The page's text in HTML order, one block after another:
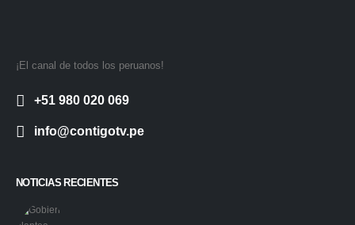
¡El canal de todos los peruanos!
+51 980 020 069
info@contigotv.pe
NOTICIAS RECIENTES